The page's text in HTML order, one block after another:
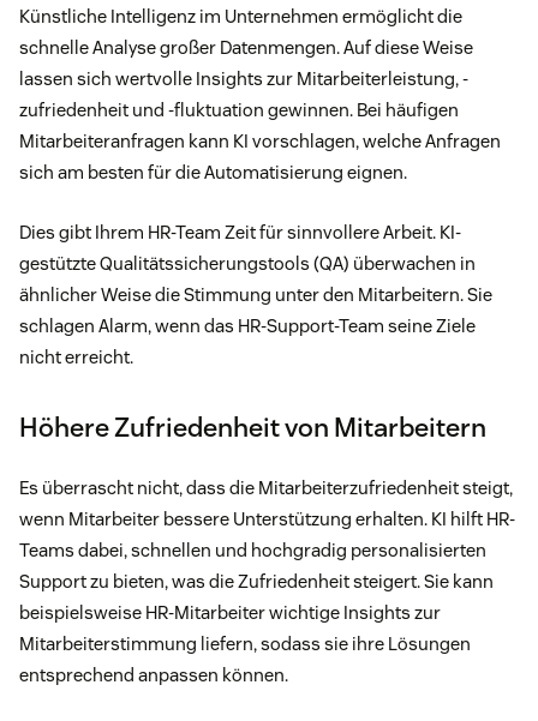
Künstliche Intelligenz im Unternehmen ermöglicht die
schnelle Analyse großer Datenmengen. Auf diese Weise
lassen sich wertvolle Insights zur Mitarbeiterleistung, -
zufriedenheit und -fluktuation gewinnen. Bei häufigen
Mitarbeiteranfragen kann KI vorschlagen, welche Anfragen
sich am besten für die Automatisierung eignen.
Dies gibt Ihrem HR-Team Zeit für sinnvollere Arbeit. KI-
gestützte Qualitätssicherungstools (QA) überwachen in
ähnlicher Weise die Stimmung unter den Mitarbeitern. Sie
schlagen Alarm, wenn das HR-Support-Team seine Ziele
nicht erreicht.
Höhere Zufriedenheit von Mitarbeitern
Es überrascht nicht, dass die Mitarbeiterzufriedenheit steigt,
wenn Mitarbeiter bessere Unterstützung erhalten. KI hilft HR-
Teams dabei, schnellen und hochgradig personalisierten
Support zu bieten, was die Zufriedenheit steigert. Sie kann
beispielsweise HR-Mitarbeiter wichtige Insights zur
Mitarbeiterstimmung liefern, sodass sie ihre Lösungen
entsprechend anpassen können.